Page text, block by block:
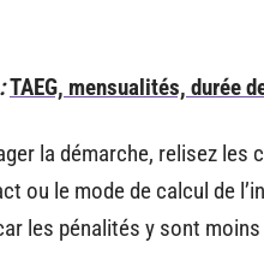
TAEG, mensualités, durée
la démarche, relisez
ou le mode de calcul de
les pénalités y sont